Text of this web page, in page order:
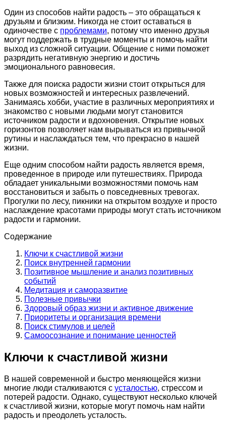
Один из способов найти радость – это обращаться к
друзьям и близким. Никогда не стоит оставаться в
одиночестве с проблемами, потому что именно друзья
могут поддержать в трудные моменты и помочь найти
выход из сложной ситуации. Общение с ними поможет
разрядить негативную энергию и достичь
эмоционального равновесия.
Также для поиска радости жизни стоит открыться для
новых возможностей и интересных развлечений.
Занимаясь хобби, участие в различных мероприятиях и
знакомство с новыми людьми могут становится
источником радости и вдохновения. Открытие новых
горизонтов позволяет нам вырываться из привычной
рутины и наслаждаться тем, что прекрасно в нашей
жизни.
Еще одним способом найти радость является время,
проведенное в природе или путешествиях. Природа
обладает уникальными возможностями помочь нам
восстановиться и забыть о повседневных тревогах.
Прогулки по лесу, пикники на открытом воздухе и просто
наслаждение красотами природы могут стать источником
радости и гармонии.
Содержание
Ключи к счастливой жизни
Поиск внутренней гармонии
Позитивное мышление и анализ позитивных
событий
Медитация и саморазвитие
Полезные привычки
Здоровый образ жизни и активное движение
Приоритеты и организация времени
Поиск стимулов и целей
Самоосознание и понимание ценностей
Ключи к счастливой жизни
В нашей современной и быстро меняющейся жизни
многие люди сталкиваются с усталостью, стрессом и
потерей радости. Однако, существуют несколько ключей
к счастливой жизни, которые могут помочь нам найти
радость и преодолеть усталость.